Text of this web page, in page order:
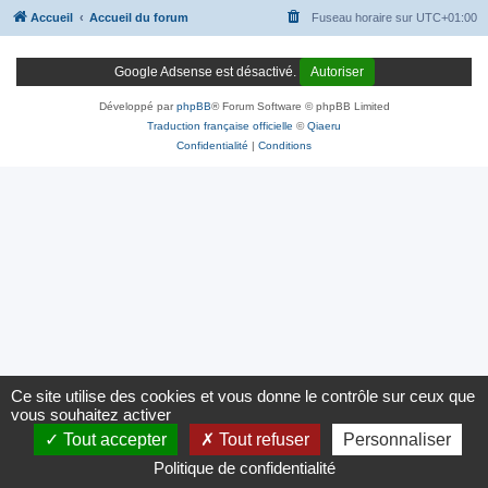
Accueil Accueil du forum Fuseau horaire sur UTC+01:00
Google Adsense est désactivé. Autoriser
Développé parphpBB® Forum Software © phpBB Limited
Traduction française officielle ©Qiaeru
Confidentialité | Conditions
Ce site utilise des cookies et vous donne le contrôle sur ceux que
vous souhaitez activer
Tout accepter
Tout refuser
Personnaliser
Politique de confidentialité